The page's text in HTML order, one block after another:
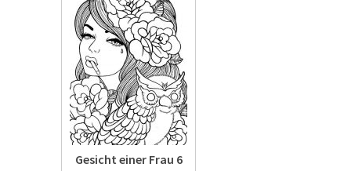
Gesicht einer Frau 6